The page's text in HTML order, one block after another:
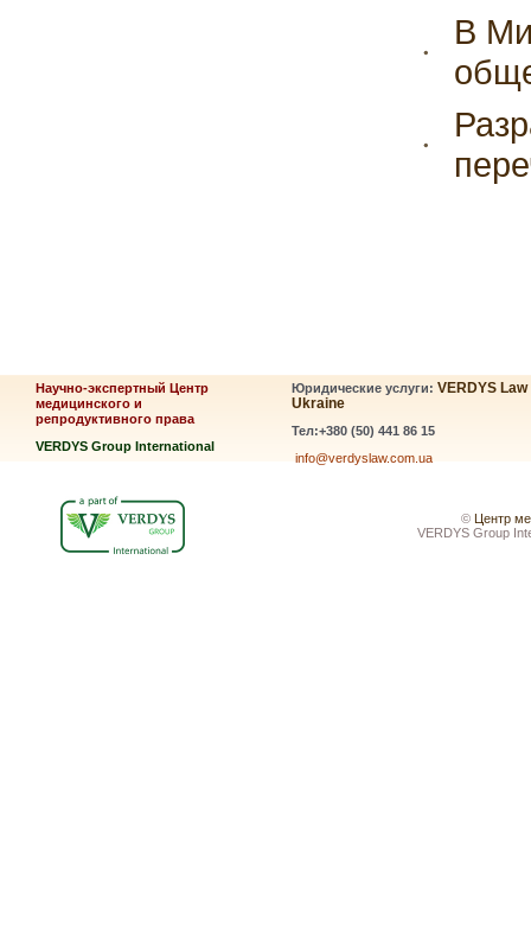
В
Научно-экспертный Центр
медицинского и
репродуктивного права
VERDYS Group International
Юридические услуги: VERDYS Law
Ukraine
Тел:+380 (50) 441 86 15
info@verdyslaw.com.ua
© Центр
VERDYS Group